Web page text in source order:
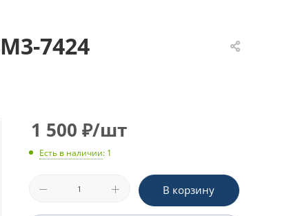
7424
1 500 ₽/шт
Есть в наличии: 1
В корзину